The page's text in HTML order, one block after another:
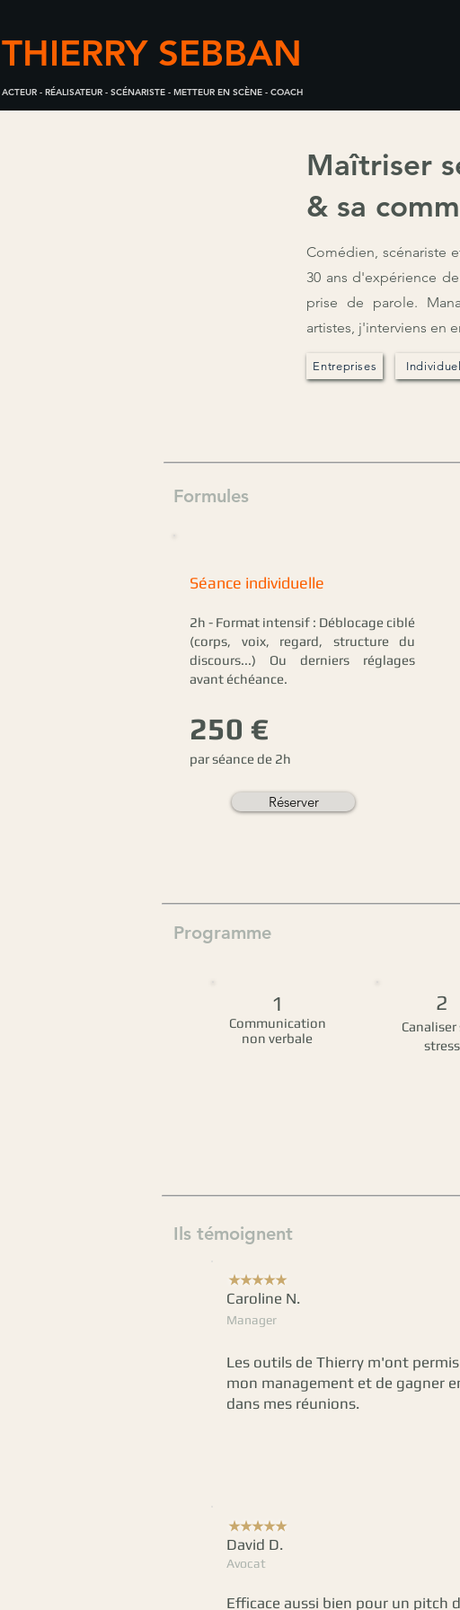
THIERRY SEBBAN
ACTEUR - RÉALISATEUR - SCÉNARISTE - METTEUR EN SCÈNE - COACH
Maîtriser
& sa
Comédien, scénariste
30 ans d'expérience
prise de parole.
artistes, j'interviens en
Entreprises Individuel
Formules
Séance individuelle
2h - Format intensif : Déblocage ciblé
(corps, voix, regard, structure du
discours...) Ou derniers réglages
avant échéance.
250 €
par séance de 2h
Réserver
Programme
1
Communication
non verbale
2
Canaliser
stress
Ils témoignent
★★★★★
Caroline N.
Manager
Les outils de Thierry m'ont
mon management et de gagner
dans mes réunions.
★★★★★
David D.
Avocat
Efficace aussi bien pour un pitch